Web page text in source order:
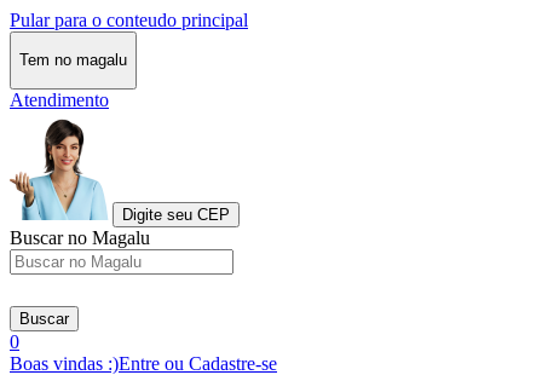
Pular para o conteudo principal
Tem no magalu
Atendimento
Digite seu CEP
Buscar no Magalu
Buscar
0
Boas vindas :)Entre ou Cadastre-se